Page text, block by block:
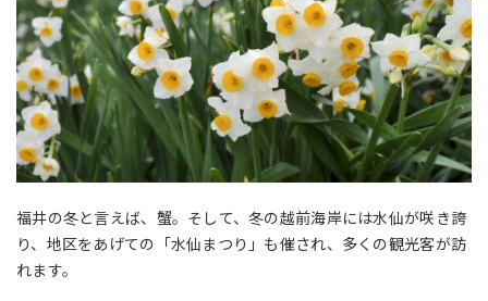
福井の冬と言えば、蟹。そして、冬の越前海岸には水仙が咲き誇
り、地区をあげての「水仙まつり」も催され、多くの観光客が訪
れます。